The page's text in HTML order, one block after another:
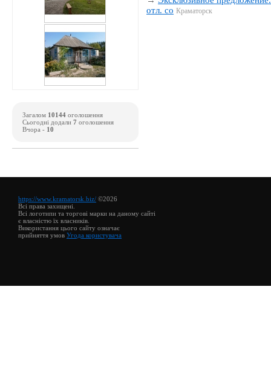
отл. со Краматорск
Загалом 10144 оголошення
Сьогодні додали 7 оголошення
Вчора - 10
https://www.kramatorsk.biz/ ©2026
Всі права захищені.
Всі логотипи та торгові марки на даному сайті
є власністю їх власників.
Використання цього сайту означає
прийняття умов Угода користувача